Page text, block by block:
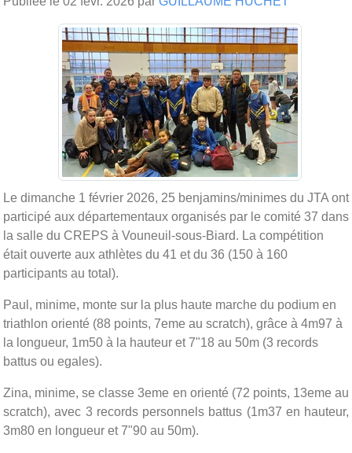
Le dimanche 1 février 2026, 25 benjamins/minimes du JTA ont
participé aux départementaux organisés par le comité 37 dans
la salle du CREPS à Vouneuil-sous-Biard. La compétition
était ouverte aux athlètes du 41 et du 36 (150 à 160
participants au total).
Paul, minime, monte sur la plus haute marche du podium en
triathlon orienté (88 points, 7eme au scratch), grâce à 4m97 à
la longueur, 1m50 à la hauteur et 7"18 au 50m (3 records
battus ou egales).
Zina, minime, se classe 3eme en orienté (72 points, 13eme au
scratch), avec 3 records personnels battus (1m37 en hauteur,
3m80 en longueur et 7"90 au 50m).